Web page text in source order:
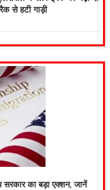
से हटी गाड़ी
का बड़ा एक्शन, जानें